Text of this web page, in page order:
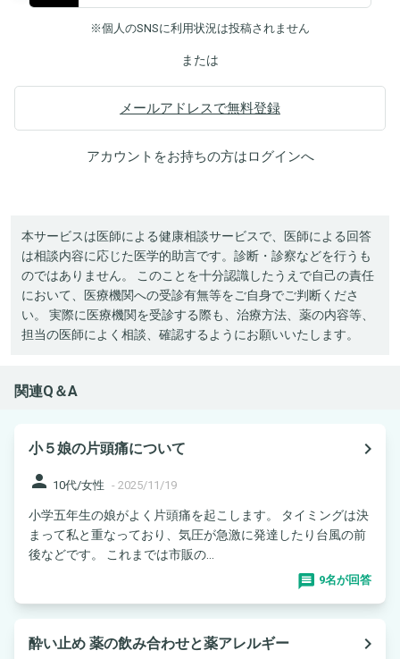
※個人のSNSに利用状況は投稿されません
または
メールアドレスで無料登録
アカウントをお持ちの方はログインへ
本サービスは医師による健康相談サービスで、医師による回答
は相談内容に応じた医学的助言です。診断・診察などを行うも
のではありません。 このことを十分認識したうえで自己の責任
において、医療機関への受診有無等をご自身でご判断くださ
い。 実際に医療機関を受診する際も、治療方法、薬の内容等、
担当の医師によく相談、確認するようにお願いいたします。
関連Q＆A
小５娘の片頭痛について
navigate_next
person 10代/女性 - 2025/11/19
小学五年生の娘がよく片頭痛を起こします。 タイミングは決
まって私と重なっており、気圧が急激に発達したり台風の前
後などです。 これまでは市販の...
9名が回答
酔い止め 薬の飲み合わせと薬アレルギー navigate_next